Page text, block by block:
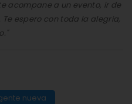
acompane a un evento, ir de
espero con toda la alegria,
nueva